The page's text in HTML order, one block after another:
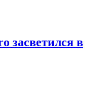
засветился в